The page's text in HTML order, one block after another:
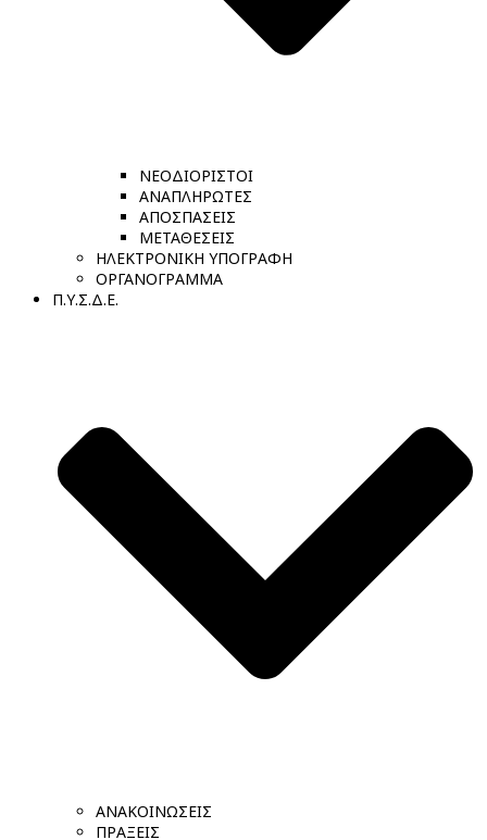
ΝΕΟΔΙΟΡΙΣΤΟΙ
ΑΝΑΠΛΗΡΩΤΕΣ
ΑΠΟΣΠΑΣΕΙΣ
ΜΕΤΑΘΕΣΕΙΣ
ΗΛΕΚΤΡΟΝΙΚΗ ΥΠΟΓΡΑΦΗ
ΟΡΓΑΝΟΓΡΑΜΜΑ
Π.Υ.Σ.Δ.Ε.
ΑΝΑΚΟΙΝΩΣΕΙΣ
ΠΡΑΞΕΙΣ